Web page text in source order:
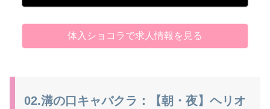
体入ショコラで求人情報を見る
02.溝の口キャバクラ：【朝・夜】ヘリオ